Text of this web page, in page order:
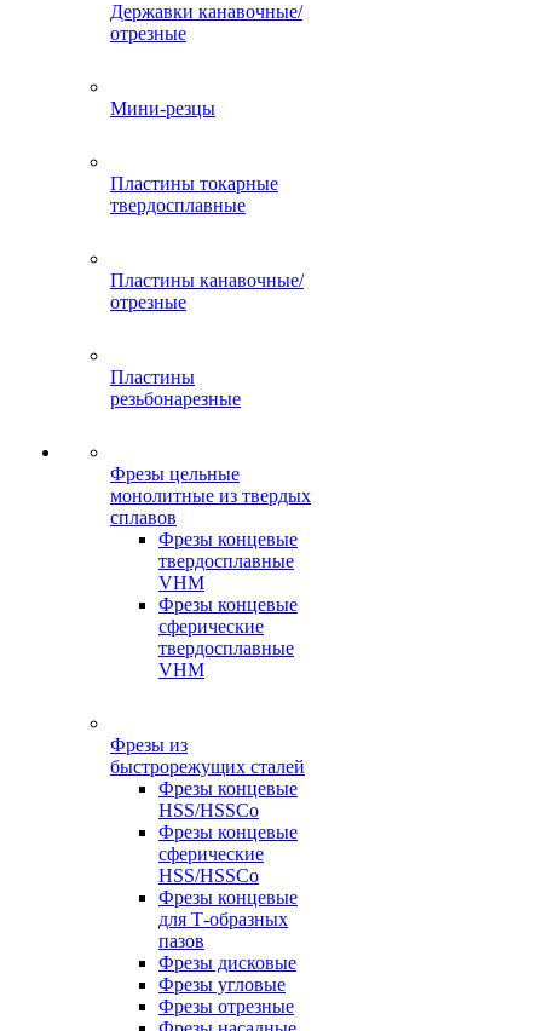
Державки канавочные/
отрезные
Мини-резцы
Пластины токарные
твердосплавные
Пластины канавочные/
отрезные
Пластины
резьбонарезные
Фрезы цельные
монолитные из твердых
сплавов
Фрезы концевые
твердосплавные
VHM
Фрезы концевые
сферические
твердосплавные
VHM
Фрезы из
быстрорежущих сталей
Фрезы концевые
HSS/HSSCo
Фрезы концевые
сферические
HSS/HSSCo
Фрезы концевые
для Т-образных
пазов
Фрезы дисковые
Фрезы угловые
Фрезы отрезные